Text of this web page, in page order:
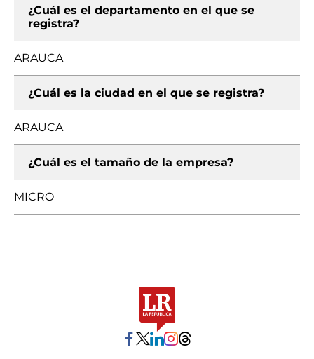
¿Cuál es el departamento en el que se
registra?
ARAUCA
¿Cuál es la ciudad en el que se registra?
ARAUCA
¿Cuál es el tamaño de la empresa?
MICRO